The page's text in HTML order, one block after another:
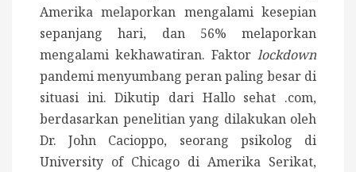
Amerika melaporkan mengalami kesepian
sepanjang hari, dan 56% melaporkan
mengalami kekhawatiran. Faktor lockdown
pandemi menyumbang peran paling besar di
situasi ini. Dikutip dari Hallo sehat .com,
berdasarkan penelitian yang dilakukan oleh
Dr. John Cacioppo, seorang psikolog di
University of Chicago di Amerika Serikat,